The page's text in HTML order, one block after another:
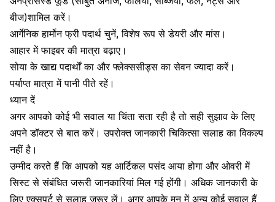
बीज)शामिल करें।
आर्गेनिक हार्मोन फ्री पदार्थ चुनें, विशेष रूप से डेयरी और मांस।
आहार में फाइबरकी मात्रा बढ़ाए।
सोया के खाद्य पदार्थों का और फ्लेक्ससीड्स का सेवन ज्यादा करें।
पर्याप्त मात्रा में पानी पीते रहें।
ध्यान दें
अगर आपको कोई भी सवाल या चिंता सता रही है तो सही सुझाव के लिए
अपने डॉक्टर से बात करें। उपरोक्त जानकारी चिकित्सा सलाह का विकल्प
नहीं है।
उम्मीद करते हैं कि आपको यह आर्टिकल पसंद आया होगा और ओवरी में
सिस्ट से संबंधित जरूरी जानकारियां मिल गई होंगी। अधिक जानकारी के
लिए एक्सपर्ट से सलाह जरूर लें। अगर आपके मन में अन्य कोई सवाल हैं